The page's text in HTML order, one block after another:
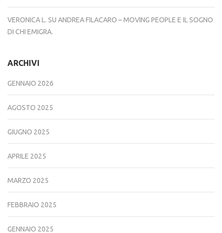
VERONICA L. SU ANDREA FILACARO – MOVING PEOPLE E IL SOGNO
DI CHI EMIGRA.
ARCHIVI
GENNAIO 2026
AGOSTO 2025
GIUGNO 2025
APRILE 2025
MARZO 2025
FEBBRAIO 2025
GENNAIO 2025